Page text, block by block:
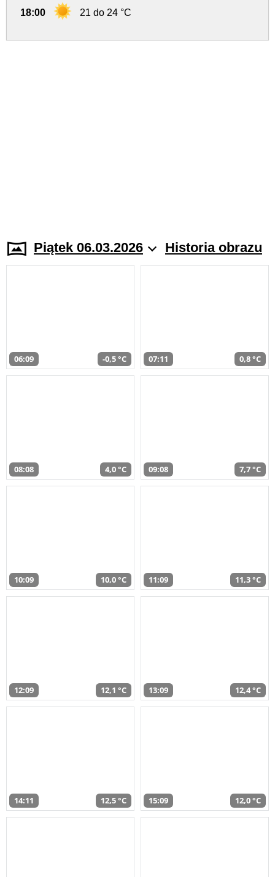
18:00 21 do 24 °C
Piątek 06.03.2026 Historia obrazu
06:09 -0,5 °C 07:11 0,8 °C
08:08 4,0 °C 09:08 7,7 °C
10:09 10,0 °C 11:09 11,3 °C
12:09 12,1 °C 13:09 12,4 °C
14:11 12,5 °C 15:09 12,0 °C